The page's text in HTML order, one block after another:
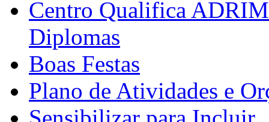
Centro Qualifica
Diplomas
Boas Festas
Plano de Atividades e